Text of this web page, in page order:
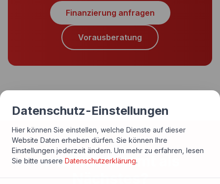
Finanzierung anfragen
Vorausberatung
Und was kommt als
Nächstes?
Datenschutz-Einstellungen
Hier können Sie einstellen, welche Dienste auf dieser
Website Daten erheben dürfen. Sie können Ihre
Einstellungen jederzeit ändern. Um mehr zu erfahren, lesen
Sie bitte unsere Datenschutzerklärung.